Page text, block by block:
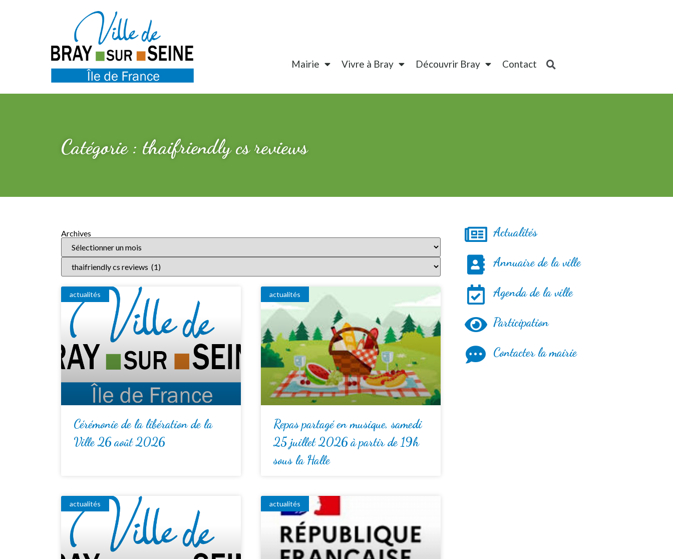
Mairie Vivre à Bray Découvrir Bray Contact
Catégorie : thaifriendly cs reviews
Archives
actualités
Cérémonie de la libération de la
Ville 26 août 2026
actualités
Repas partagé en musique, samedi
25 juillet 2026 à partir de 19h
sous la Halle
actualités actualités
Actualités
Annuaire de la ville
Agenda de la ville
Participation
Contacter la mairie